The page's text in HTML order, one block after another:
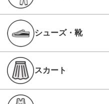
シューズ・靴
スカート